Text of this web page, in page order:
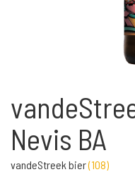
Nevis BA
vandeStreek bier(108)